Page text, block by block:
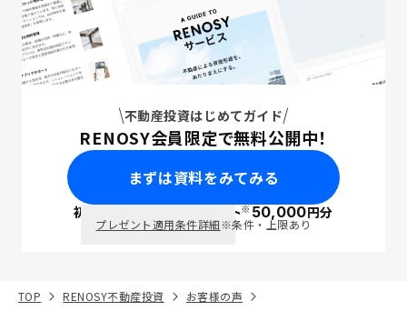
不動産投資はじめてガイド
RENOSY会員限定で無料公開中！
まずは資料をみてみる
初回面談で ポイント※50,000円分
プレゼント適用条件詳細※条件・上限あり
TOP RENOSY不動産投資
お客様の声